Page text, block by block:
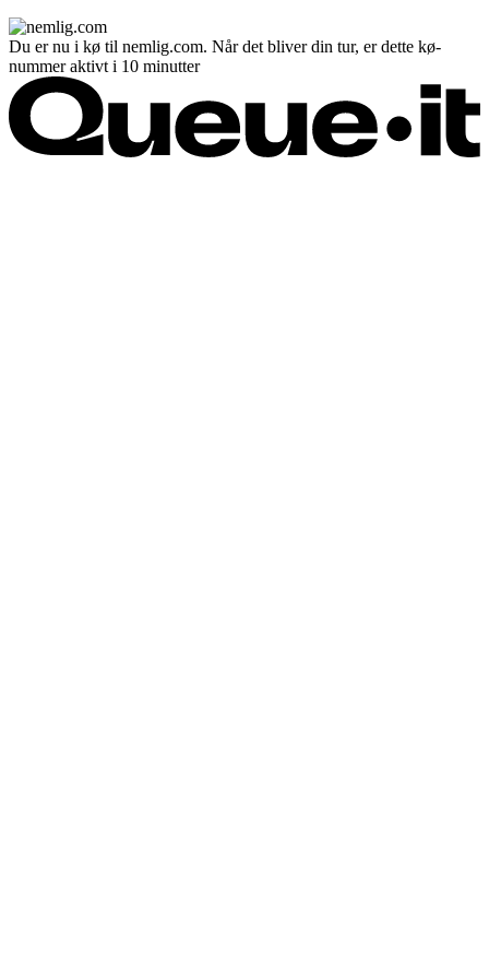
Du er nu i kø til nemlig.com. Når det bliver din tur, er dette kø-
nummer aktivt i 10 minutter